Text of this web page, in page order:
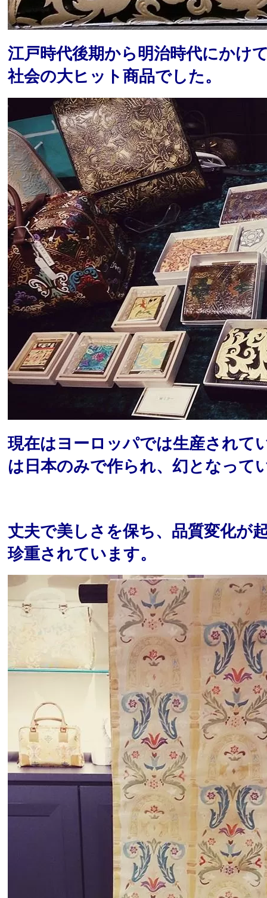
江戸時代後期から明治時代にかけ
社会の大ヒット商品でした。
現在はヨーロッパでは生産されて
は日本のみで作られ、幻となって
丈夫で美しさを保ち、品質変化が
珍重されています。